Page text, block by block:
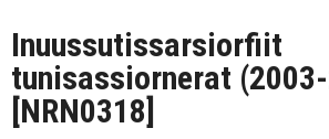
Inuussutissarsiorfiit
tunisassiornerat
[NRN0318]